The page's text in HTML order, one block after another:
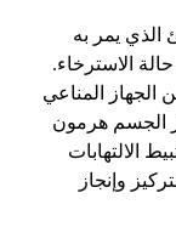
الذي يمر به
الاسترخاء.
الجهاز المناعي
الجسم هرمون
الالتهابات
وإنجاز